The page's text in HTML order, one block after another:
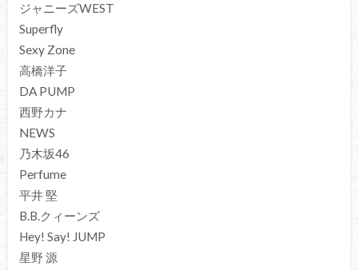
ジャニーズWEST
Superfly
Sexy Zone
高橋洋子
DA PUMP
西野カナ
NEWS
乃木坂46
Perfume
平井 堅
B.B.クィーンズ
Hey! Say! JUMP
星野 源